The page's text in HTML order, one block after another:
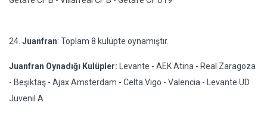
24. Juanfran: Toplam 8 kulüpte oynamıştır.
Juanfran Oynadığı Kulüpler: Levante - AEK Atina - Real Zaragoza
- Beşiktaş - Ajax Amsterdam - Celta Vigo - Valencia - Levante UD
Juvenil A